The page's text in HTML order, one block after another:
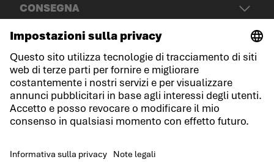
CONSEGNA
© LOWA Sportschuhe GmbH
Note legali
Protezione dei dati